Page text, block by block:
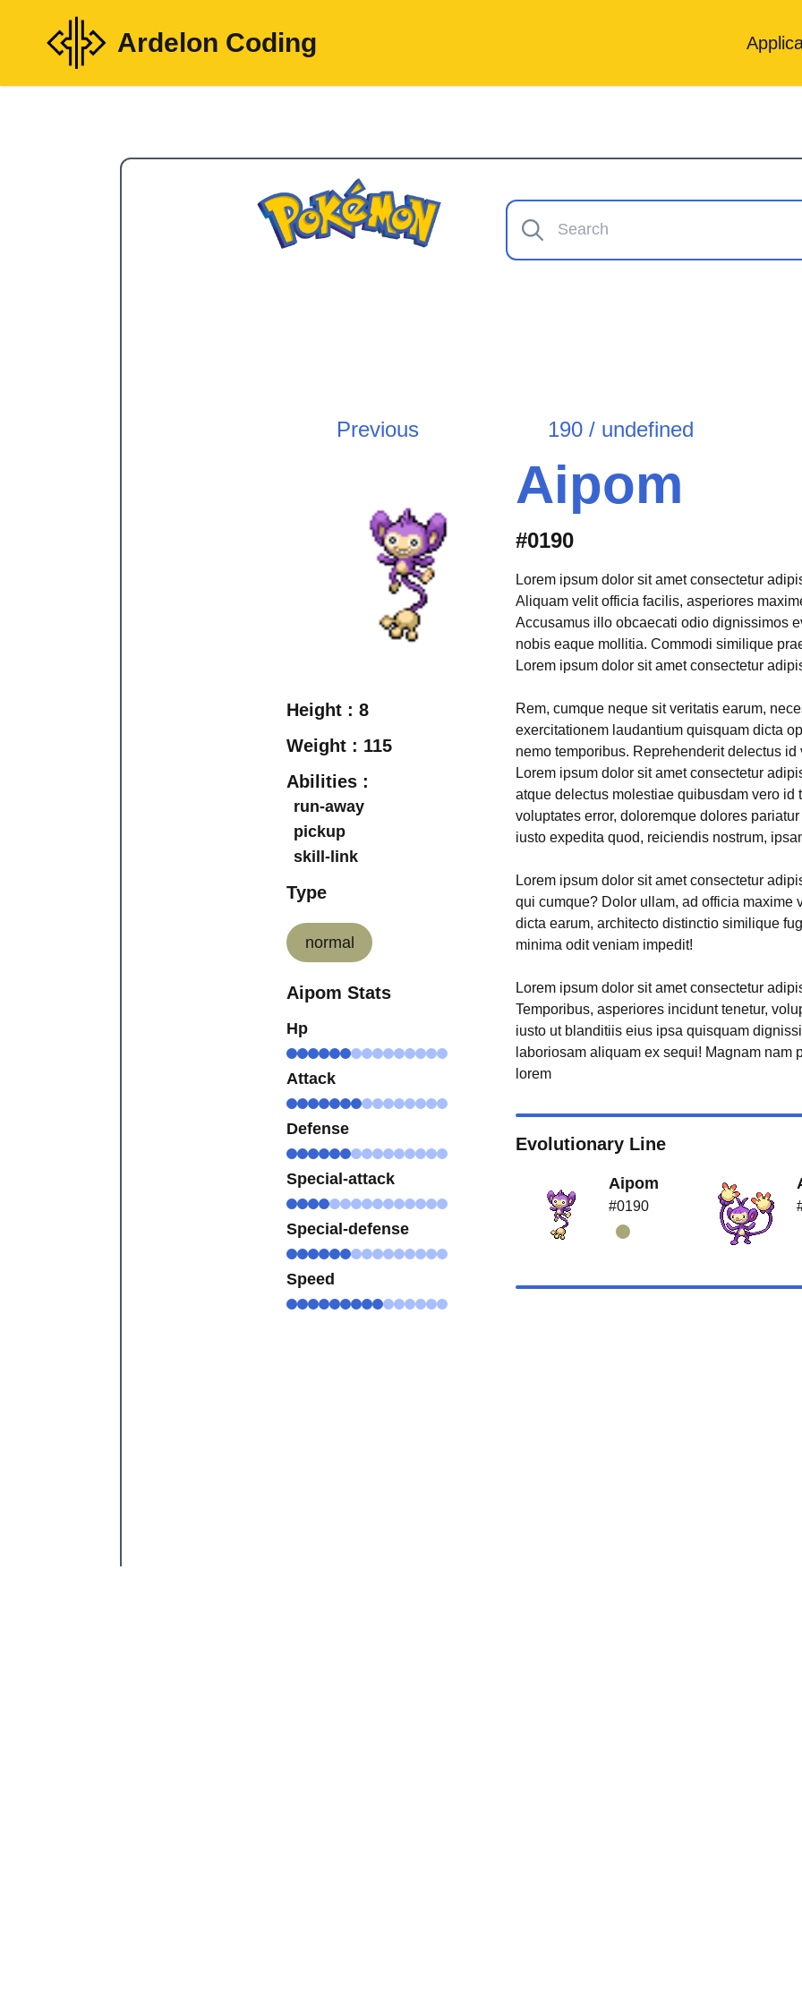
Ardelon Coding
Previous 190 / undefined
Height :8
Weight : 115
Abilities :
run-away
pickup
skill-link
Type
normal
Aipom Stats
Hp
Attack
Defense
Special-attack
Special-defense
Speed
Aipom
#0190
Lorem ipsum dolor sit amet consectetur
Aliquam velit officia facilis, asperiores
Accusamus illo obcaecati odio dignissimos
nobis eaque mollitia. Commodi similique
Lorem ipsum dolor sit amet consectetur
Rem, cumque neque sit veritatis earum,
exercitationem laudantium quisquam dicta
nemo temporibus. Reprehenderit delectus id
Lorem ipsum dolor sit amet consectetur
atque delectus molestiae quibusdam vero id
voluptates error, doloremque dolores
iusto expedita quod, reiciendis nostrum,
Lorem ipsum dolor sit amet consectetur
qui cumque? Dolor ullam, ad officia maxime
dicta earum, architecto distinctio similique
minima odit veniam impedit!
Lorem ipsum dolor sit amet consectetur
Temporibus, asperiores incidunt tenetur,
iusto ut blanditiis eius ipsa quisquam
laboriosam aliquam ex sequi! Magnam nam
lorem
Evolutionary Line
Aipom
#0190